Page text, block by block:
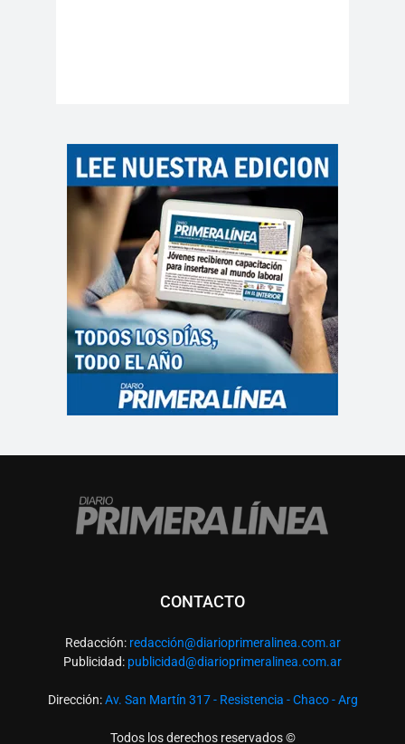
CONTACTO
Redacción: redacción@diarioprimeralinea.com.ar
Publicidad: publicidad@diarioprimeralinea.com.ar
Dirección:Av. San Martín 317 - Resistencia - Chaco - Arg
Todos los derechos reservados ©